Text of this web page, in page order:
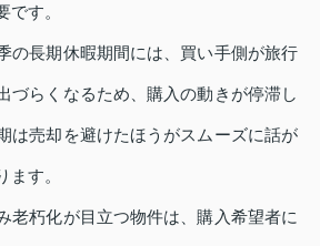
です。
の長期休暇期間には、買い手側が旅行
づらくなるため、購入の動きが停滞し
は売却を避けたほうがスムーズに話が
す。
老朽化が目立つ物件は、購入希望者に